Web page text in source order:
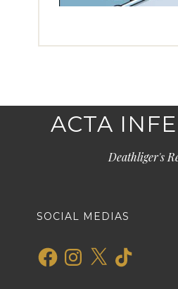
ACTA
Deathliger's
SOCIAL MEDIAS
FacebookInstagram
X TikTok